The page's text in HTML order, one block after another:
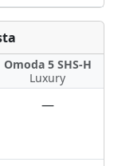
Omoda 5 SHS-H
Luxury
—